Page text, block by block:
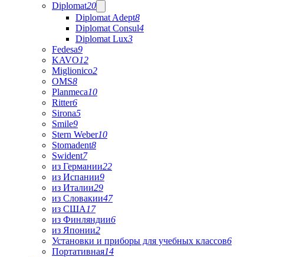
Diplomat20
Diplomat Adept8
Diplomat Consul4
Diplomat Lux3
Fedesa9
KAVO12
Miglionico2
OMS8
Planmeca10
Ritter6
Sirona5
Smile9
Stern Weber10
Stomadent8
Swident7
из Германии22
из Испании9
из Италии29
из Словакии47
из США 17
из Финляндии6
из Японии2
Установки и приборы для учебных классов6
Портативная14